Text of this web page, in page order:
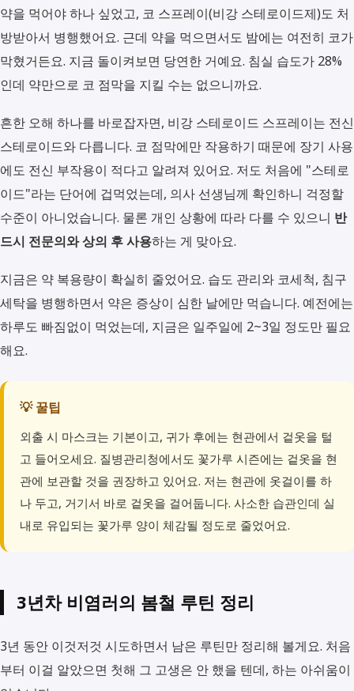
약을 먹어야 하나 싶었고, 코 스프레이(비강 스테로이드제)도 처
방받아서 병행했어요. 근데 약을 먹으면서도 밤에는 여전히 코가
막혔거든요. 지금 돌이켜보면 당연한 거예요. 침실 습도가 28%
인데 약만으로 코 점막을 지킬 수는 없으니까요.
흔한 오해 하나를 바로잡자면, 비강 스테로이드 스프레이는 전신
스테로이드와 다릅니다. 코 점막에만 작용하기 때문에 장기 사용
에도 전신 부작용이 적다고 알려져 있어요. 저도 처음에 "스테로
이드"라는 단어에 겁먹었는데, 의사 선생님께 확인하니 걱정할
수준이 아니었습니다. 물론 개인 상황에 따라 다를 수 있으니 반
드시 전문의와 상의 후 사용하는 게 맞아요.
지금은 약 복용량이 확실히 줄었어요. 습도 관리와 코세척, 침구
세탁을 병행하면서 약은 증상이 심한 날에만 먹습니다. 예전에는
하루도 빠짐없이 먹었는데, 지금은 일주일에 2~3일 정도만 필요
해요.
💡 꿀팁
외출 시 마스크는 기본이고, 귀가 후에는 현관에서 겉옷을 털
고 들어오세요. 질병관리청에서도 꽃가루 시즌에는 겉옷을 현
관에 보관할 것을 권장하고 있어요. 저는 현관에 옷걸이를 하
나 두고, 거기서 바로 겉옷을 걸어둡니다. 사소한 습관인데 실
내로 유입되는 꽃가루 양이 체감될 정도로 줄었어요.
3년차 비염러의 봄철 루틴 정리
3년 동안 이것저것 시도하면서 남은 루틴만 정리해 볼게요. 처음
부터 이걸 알았으면 첫해 그 고생은 안 했을 텐데, 하는 아쉬움이